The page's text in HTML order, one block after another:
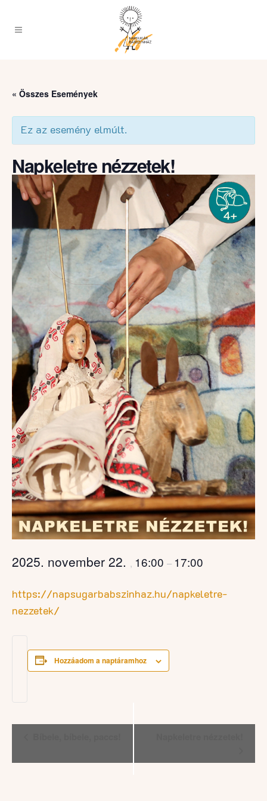
« Összes Események
Ez az esemény elmúlt.
Napkeletre nézzetek!
2025. november 22. , 16:00 – 17:00
https://napsugarbabszinhaz.hu/napkeletre-
nezzetek/
Hozzáadom a naptáramhoz
Esemény